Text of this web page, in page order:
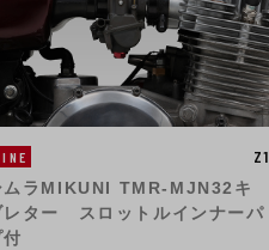
Z1
ムラMIKUNI TMR-MJN32キ
レター スロットルインナーパ